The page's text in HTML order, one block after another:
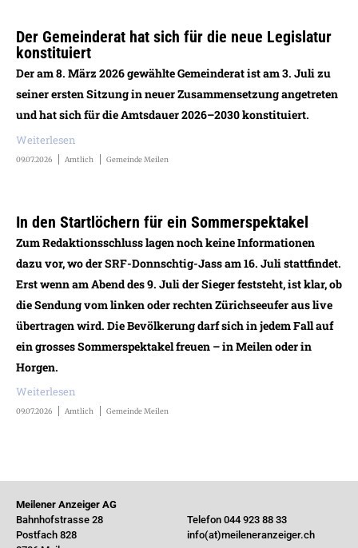
Der Gemeinderat hat sich für die neue Legislatur
konstituiert
Der am 8. März 2026 gewählte Gemeinderat ist am 3. Juli zu
seiner ersten Sitzung in neuer Zusammensetzung angetreten
und hat sich für die Amtsdauer 2026–2030 konstituiert.
Weiterlesen
09.07.2026 Amtlich Gemeinde Meilen
In den Startlöchern für ein Sommerspektakel
Zum Redaktionsschluss lagen noch keine Informationen
dazu vor, wo der SRF-Donnschtig-Jass am 16. Juli stattfindet.
Erst wenn am Abend des 9. Juli der Sieger feststeht, ist klar, ob
die Sendung vom linken oder rechten Zürichseeufer aus live
übertragen wird. Die Bevölkerung darf sich in jedem Fall auf
ein grosses Sommerspektakel freuen – in Meilen oder in
Horgen.
Weiterlesen
09.07.2026 Amtlich Gemeinde Meilen
Meilener Anzeiger AG
Bahnhofstrasse 28
Postfach 828
Telefon 044 923 88 33
info(at)meileneranzeiger.ch